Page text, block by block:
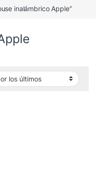
inalámbrico Apple”